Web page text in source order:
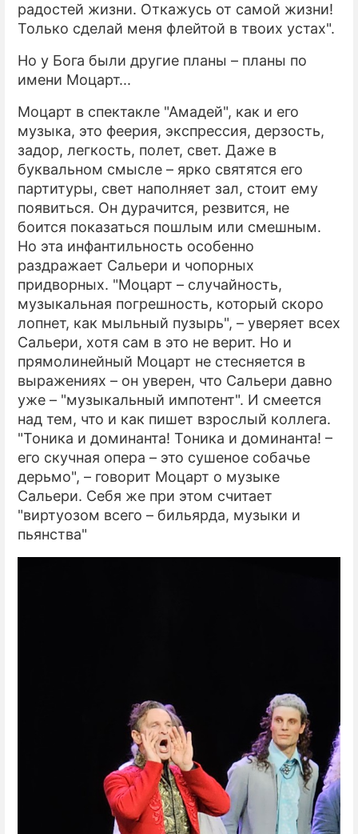
радостей жизни. Откажусь от самой жизни!
Только сделай меня флейтой в твоих устах".
Но у Бога были другие планы – планы по
имени Моцарт...
Моцарт в спектакле "Амадей", как и его
музыка, это феерия, экспрессия, дерзость,
задор, легкость, полет, свет. Даже в
буквальном смысле – ярко святятся его
партитуры, свет наполняет зал, стоит ему
появиться. Он дурачится, резвится, не
боится показаться пошлым или смешным.
Но эта инфантильность особенно
раздражает Сальери и чопорных
придворных. "Моцарт – случайность,
музыкальная погрешность, который скоро
лопнет, как мыльный пузырь", – уверяет всех
Сальери, хотя сам в это не верит. Но и
прямолинейный Моцарт не стесняется в
выражениях – он уверен, что Сальери давно
уже – "музыкальный импотент". И смеется
над тем, что и как пишет взрослый коллега.
"Тоника и доминанта! Тоника и доминанта! –
его скучная опера – это сушеное собачье
дерьмо", – говорит Моцарт о музыке
Сальери. Себя же при этом считает
"виртуозом всего – бильярда, музыки и
пьянства"